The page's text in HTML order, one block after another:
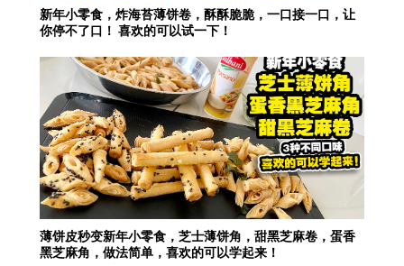
新年小零食，炸海苔薄饼卷，酥酥脆脆，一口接一口，让
你停不了口！ 喜欢的可以试一下！
薄饼皮秒变新年小零食，芝士薄饼角，甜黑芝麻卷，蛋香
黑芝麻角，做法简单，喜欢的可以学起来！